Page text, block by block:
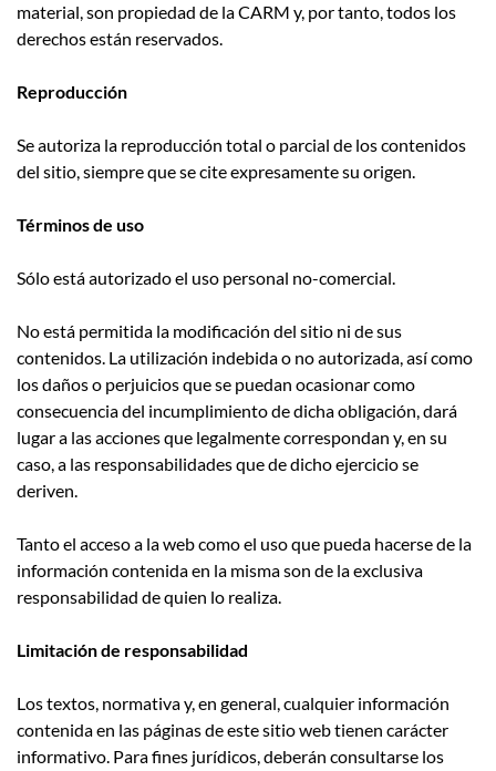
material, son propiedad de la CARM y, por tanto, todos los
derechos están reservados.
Reproducción
Se autoriza la reproducción total o parcial de los contenidos
del sitio, siempre que se cite expresamente su origen.
Términos de uso
Sólo está autorizado el uso personal no-comercial.
No está permitida la modificación del sitio ni de sus
contenidos. La utilización indebida o no autorizada, así como
los daños o perjuicios que se puedan ocasionar como
consecuencia del incumplimiento de dicha obligación, dará
lugar a las acciones que legalmente correspondan y, en su
caso, a las responsabilidades que de dicho ejercicio se
deriven.
Tanto el acceso a la web como el uso que pueda hacerse de la
información contenida en la misma son de la exclusiva
responsabilidad de quien lo realiza.
Limitación de responsabilidad
Los textos, normativa y, en general, cualquier información
contenida en las páginas de este sitio web tienen carácter
informativo. Para fines jurídicos, deberán consultarse los